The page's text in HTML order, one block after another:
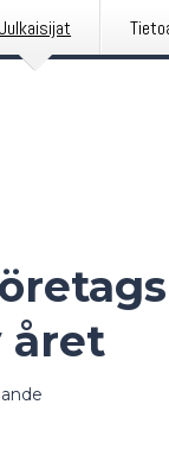
Julkaisijat
året